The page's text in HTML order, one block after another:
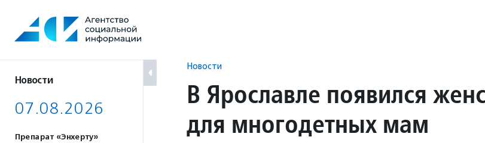
содержанию
Новости
07.08.2026
Препарат «Энхерту»
Новости
В Ярославле появился
для многодетных мам